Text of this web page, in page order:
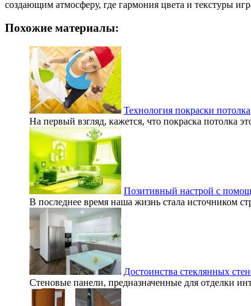
создающим атмосферу, где гармония цвета и текстуры
Похожие материалы:
Технология покраски потолка
На первый взгляд, кажется, что покраска потолка
Позитивный настрой с
В последнее время наша жизнь стала источником
Достоинства стеклянных
Стеновые панели, предназначенные для отделки